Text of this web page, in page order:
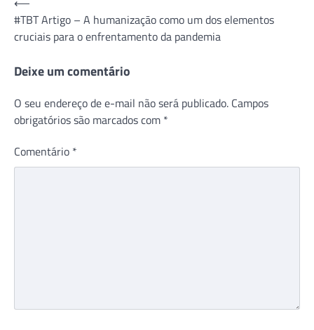
de
Post
#TBT Artigo – A humanizaçāo como um dos elementos
cruciais para o enfrentamento da pandemia
Deixe um comentário
O seu endereço de e-mail não será publicado. Campos
obrigatórios são marcados com *
Comentário *